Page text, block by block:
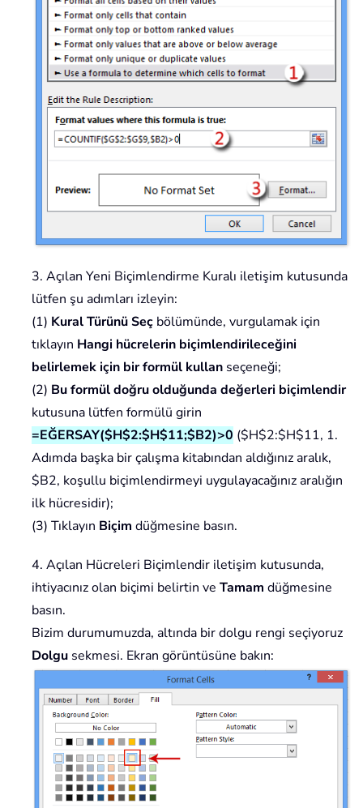
3. Açılan Yeni Biçimlendirme Kuralı iletişim kutusunda
lütfen şu adımları izleyin:
(1) Kural Türünü Seç bölümünde, vurgulamak için
tıklayın Hangi hücrelerin biçimlendirileceğini
belirlemek için bir formül kullan seçeneği;
(2) Bu formül doğru olduğunda değerleri biçimlendir
kutusuna lütfen formülü girin
=EĞERSAY($H$2:$H$11;$B2)>0 ($H$2:$H$11, 1.
Adımda başka bir çalışma kitabından aldığınız aralık,
$B2, koşullu biçimlendirmeyi uygulayacağınız aralığın
ilk hücresidir);
(3) Tıklayın Biçim düğmesine basın.
4. Açılan Hücreleri Biçimlendir iletişim kutusunda,
ihtiyacınız olan biçimi belirtin ve Tamam düğmesine
basın.
Bizim durumumuzda, altında bir dolgu rengi seçiyoruz
Dolgu sekmesi. Ekran görüntüsüne bakın: